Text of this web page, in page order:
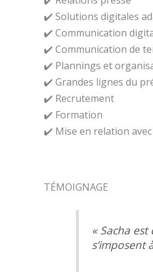
✔️ Solutions digitales
✔️ Communication
✔️ Communication de
✔️ Plannings et
✔️ Grandes lignes du
✔️ Recrutement
✔️ Formation
✔️ Mise en relation
TÉMOIGNAGE
« Sacha